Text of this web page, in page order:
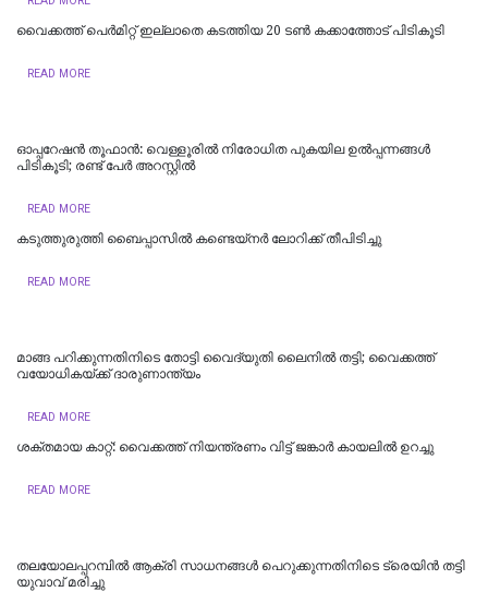
വൈക്കത്ത് പെർമിറ്റ് ഇല്ലാതെ കടത്തിയ 20 ടൺ കക്കാത്തോട് പിടികൂടി
READ MORE
ഓപ്പറേഷൻ തൂഫാൻ: വെള്ളൂരിൽ നിരോധിത പുകയില ഉൽപ്പന്നങ്ങൾ
പിടികൂടി; രണ്ട് പേർ അറസ്റ്റിൽ
READ MORE
കടുത്തുരുത്തി ബൈപ്പാസിൽ കണ്ടെയ്നർ ലോറിക്ക് തീപിടിച്ചു
READ MORE
മാങ്ങ പറിക്കുന്നതിനിടെ തോട്ടി വൈദ്യുതി ലൈനില്‍ തട്ടി; വൈക്കത്ത്
വയോധികയ്ക്ക് ദാരുണാന്ത്യം
READ MORE
ശക്തമായ കാറ്റ്: വൈക്കത്ത് നിയന്ത്രണം വിട്ട് ജങ്കാർ കായലിൽ ഉറച്ചു
READ MORE
തലയോലപ്പറമ്പിൽ ആക്രി സാധനങ്ങൾ പെറുക്കുന്നതിനിടെ ട്രെയിൻ തട്ടി
യുവാവ് മരിച്ചു